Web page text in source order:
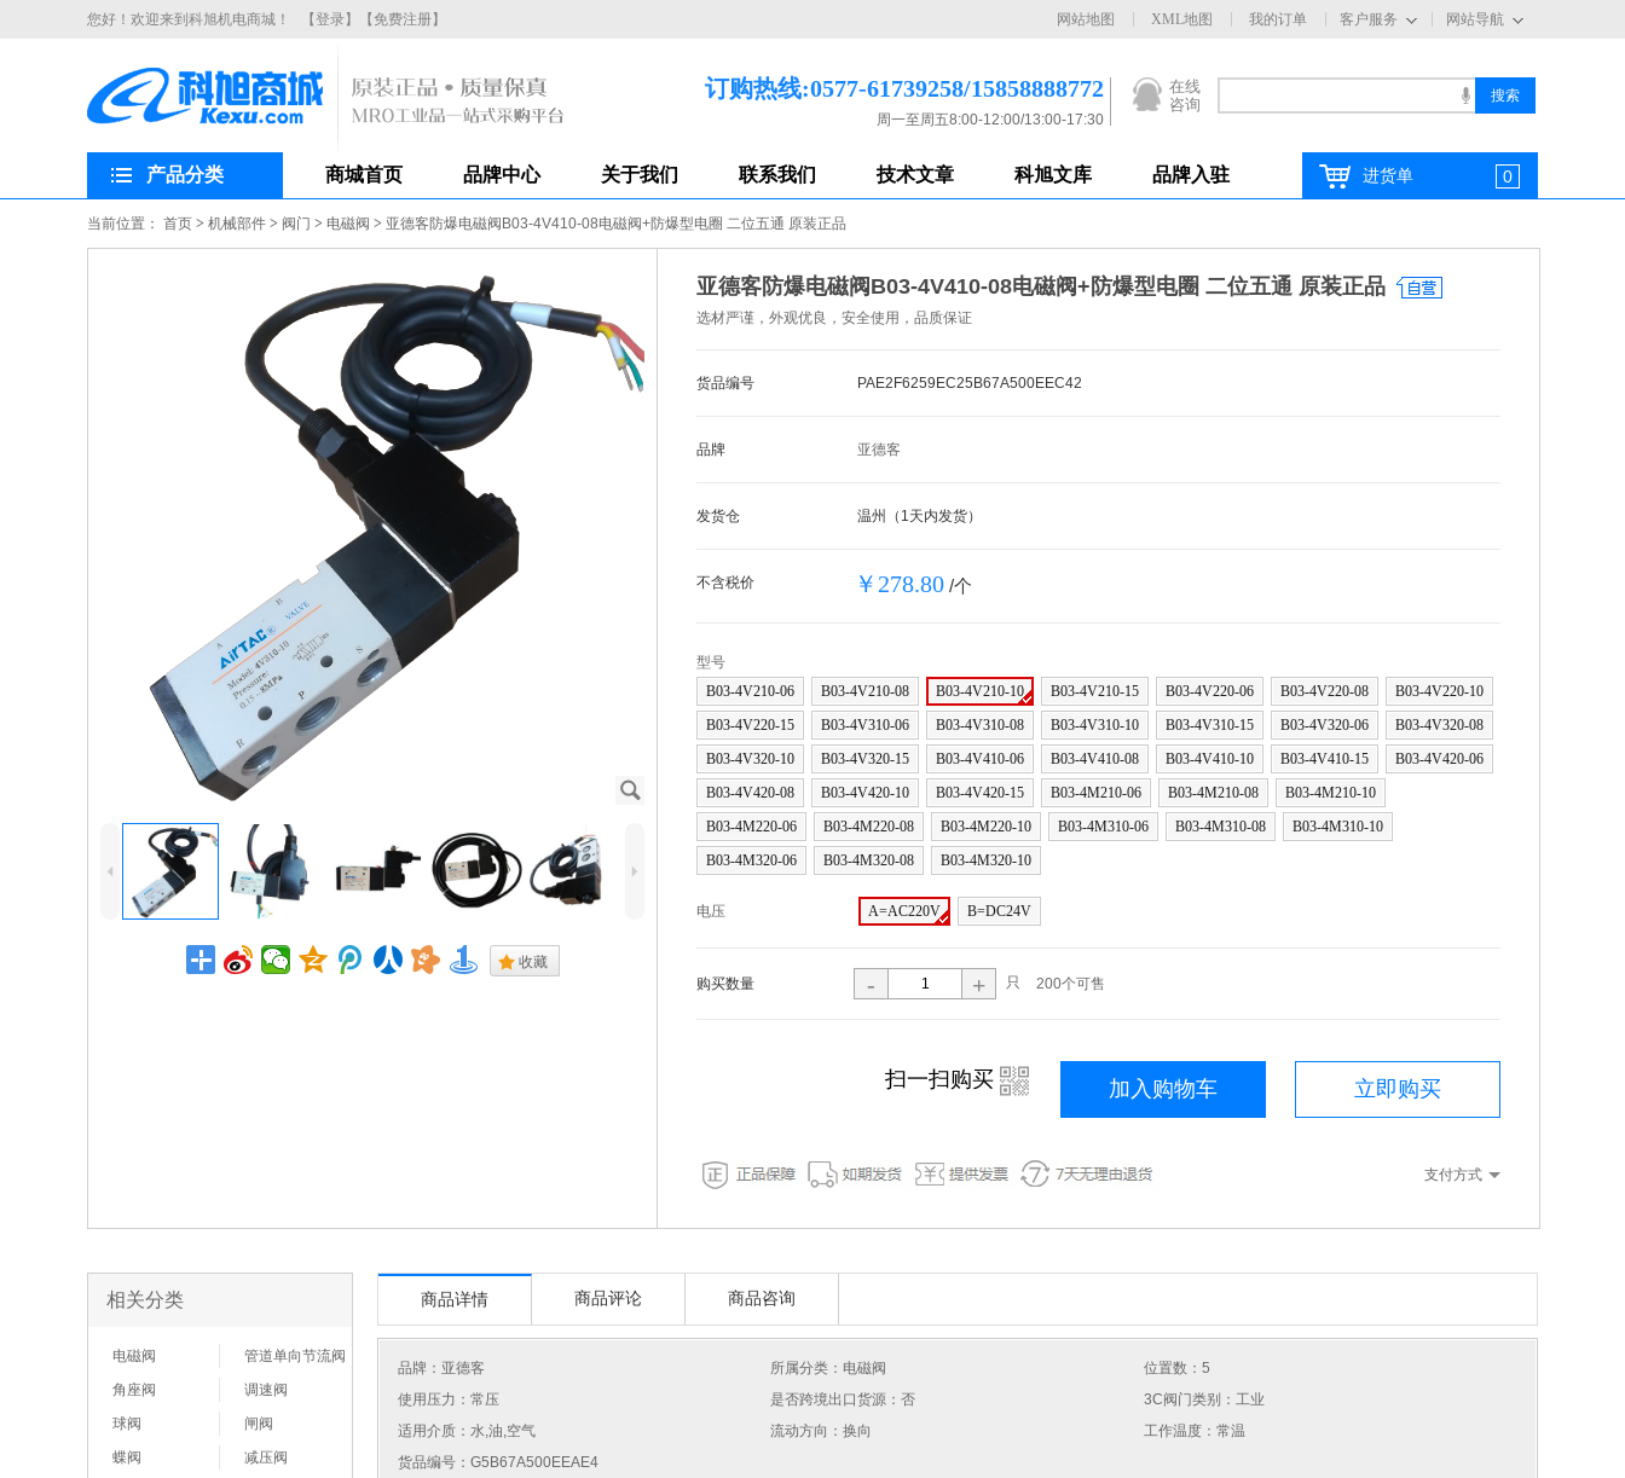
您好！欢迎来到科旭机电商城！ 【登录】 【免费注册】 网站导航
客户服务
网站地图 XML地图 我的订单
在线
咨询
订购热线:0577-61739258/15858888772
周一至周五8:00-12:00/13:00-17:30
产品分类 商城首页 品牌中心 关于我们 联系我们 技术文章 科旭文库 品牌入驻 进货单 0
当前位置： 首页 > 机械部件 > 阀门 > 电磁阀 > 亚德客防爆电磁阀B03-4V410-08电磁阀+防爆型电圈 二位五通 原装正品
J
4 5
. 收藏
亚德客防爆电磁阀B03-4V410-08电磁阀+防爆型电圈 二位五通 原装正品
选材严谨，外观优良，安全使用，品质保证
货品编号 PAE2F6259EC25B67A500EEC42
品牌 亚德客
发货仓 温州（1天内发货）
不含税价 ￥278.80 /个
型号
B03-4V210-06
B03-4V210-08 B03-4V210-10 B03-4V210-15 B03-4V220-06 B03-4V220-08
B03-4V220-10
B03-4V220-15
B03-4V310-06 B03-4V310-08 B03-4V310-10 B03-4V310-15 B03-4V320-06
B03-4V320-08
B03-4V320-10
B03-4V320-15 B03-4V410-06 B03-4V410-08 B03-4V410-10 B03-4V410-15
B03-4V420-06
B03-4V420-08
B03-4V420-10 B03-4V420-15 B03-4M210-06 B03-4M210-08
B03-4M210-10
B03-4M220-06
B03-4M220-08 B03-4M220-10 B03-4M310-06 B03-4M310-08
B03-4M310-10
B03-4M320-06
B03-4M320-08 B03-4M320-10
电压 A=AC220V B=DC24V
购买数量 - + 只 200个可售
立即购买
加入购物车
扫一扫购买 i
支付方式
相关分类
电磁阀
管道单向节流阀
角座阀
调速阀
球阀
闸阀
蝶阀
减压阀
商品详情 商品评论 商品咨询
品牌： 亚德客 所属分类：电磁阀
位置数：5
使用压力：常压
是否跨境出口货源：否
3C阀门类别：工业
适用介质：水,油,空气
流动方向：换向
工作温度：常温
货品编号：G5B67A500EEAE4